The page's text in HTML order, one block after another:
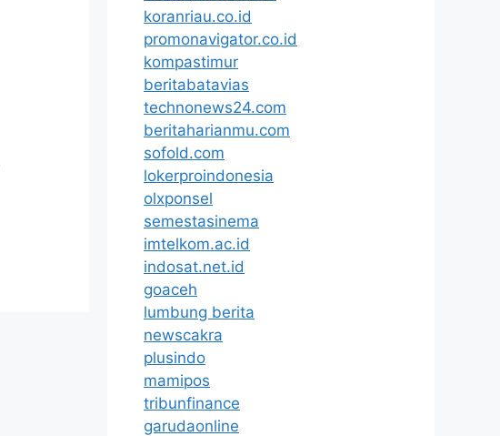
koranriau.co.id
promonavigator.co.id
kompastimur
beritabatavias
technonews24.com
beritaharianmu.com
sofold.com
lokerproindonesia
olxponsel
semestasinema
imtelkom.ac.id
indosat.net.id
goaceh
lumbung berita
newscakra
plusindo
mamipos
tribunfinance
garudaonline